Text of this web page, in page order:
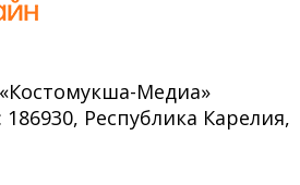
Медиа»
Республика Карелия,